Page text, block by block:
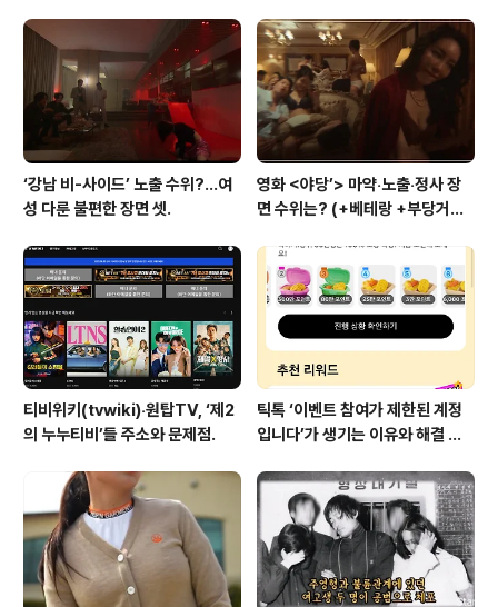
환과 비슷핟. '서을의 봄'이 곧 천만 관객을 넘을 듯 싶은 시
점에 가볍게 한국 현대를 알고 싶으면 꼭 봐야 할 한국 영화
를 나열해 본다. 윤석열이 눈 감은 일본 원전 오염수 방류.
수백 년 걸린다…매년..
‘강남 비-사이드’ 노출 수위?…여
성 다룬 불편한 장면 셋.
영화 <야당’> 마약‧노출‧정사 장
면 수위는? (+베테랑 +부당거래
티비위키(tvwiki)‧원탑TV, ‘제2
의 누누티비’들 주소와 문제점.
틱톡 ‘이벤트 참여가 제한된 계정
입니다’가 생기는 이유와 해결 방